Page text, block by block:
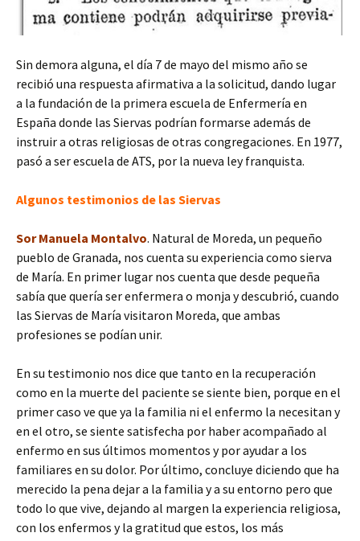
Sin demora alguna, el día 7 de mayo del mismo año se
recibió una respuesta afirmativa a la solicitud, dando lugar
a la fundación de la primera escuela de Enfermería en
España donde las Siervas podrían formarse además de
instruir a otras religiosas de otras congregaciones. En 1977,
pasó a ser escuela de ATS, por la nueva ley franquista.
Algunos testimonios de las Siervas
Sor Manuela Montalvo. Natural de Moreda, un pequeño
pueblo de Granada, nos cuenta su experiencia como sierva
de María. En primer lugar nos cuenta que desde pequeña
sabía que quería ser enfermera o monja y descubrió, cuando
las Siervas de María visitaron Moreda, que ambas
profesiones se podían unir.
En su testimonio nos dice que tanto en la recuperación
como en la muerte del paciente se siente bien, porque en el
primer caso ve que ya la familia ni el enfermo la necesitan y
en el otro, se siente satisfecha por haber acompañado al
enfermo en sus últimos momentos y por ayudar a los
familiares en su dolor. Por último, concluye diciendo que ha
merecido la pena dejar a la familia y a su entorno pero que
todo lo que vive, dejando al margen la experiencia religiosa,
con los enfermos y la gratitud que estos, los más